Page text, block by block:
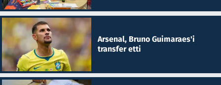
Arsenal, Bruno Guimaraes'i
transfer etti